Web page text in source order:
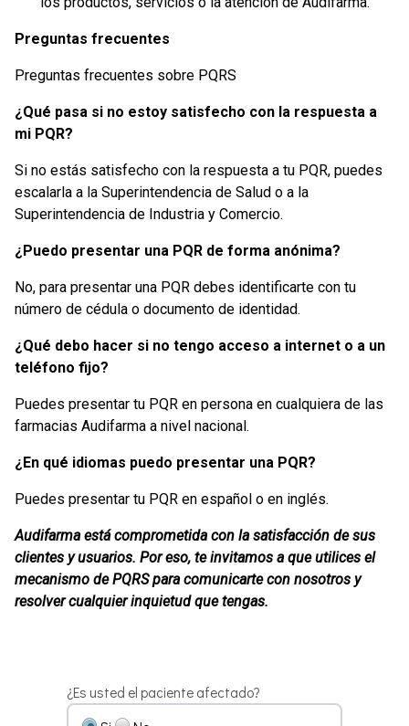
Preguntas frecuentes
Preguntas frecuentes sobre PQRS
¿Qué pasa si no estoy satisfecho con la respuesta a
mi PQR?
Si no estás satisfecho con la respuesta a tu PQR, puedes
escalarla a la Superintendencia de Salud o a la
Superintendencia de Industria y Comercio.
¿Puedo presentar una PQR de forma anónima?
No, para presentar una PQR debes identificarte con tu
número de cédula o documento de identidad.
¿Qué debo hacer si no tengo acceso a internet o a un
teléfono fijo?
Puedes presentar tu PQR en persona en cualquiera de las
farmacias Audifarma a nivel nacional.
¿En qué idiomas puedo presentar una PQR?
Puedes presentar tu PQR en español o en inglés.
Audifarma está comprometida con la satisfacción de sus
clientes y usuarios. Por eso, te invitamos a que utilices el
mecanismo de PQRS para comunicarte con nosotros y
resolver cualquier inquietud que tengas.